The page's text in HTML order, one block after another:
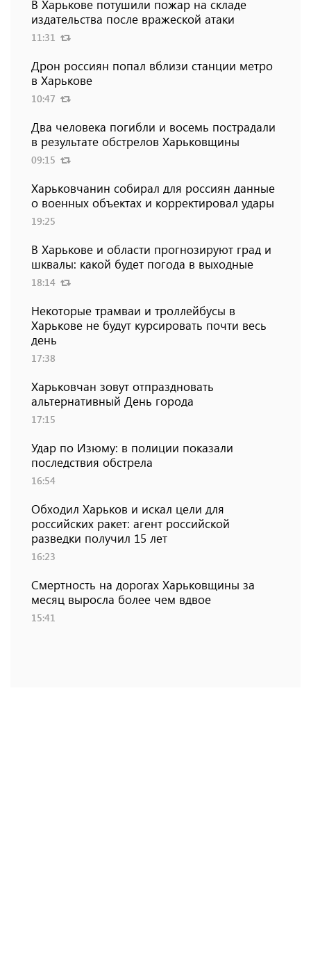
В Харькове потушили пожар на складе
издательства после вражеской атаки
11:31
Дрон россиян попал вблизи станции метро
в Харькове
10:47
Два человека погибли и восемь пострадали
в результате обстрелов Харьковщины
09:15
Харьковчанин собирал для россиян данные
о военных объектах и ​​корректировал удары
19:25
В Харькове и области прогнозируют град и
шквалы: какой будет погода в выходные
18:14
Некоторые трамваи и троллейбусы в
Харькове не будут курсировать почти весь
день
17:38
Харьковчан зовут отпраздновать
альтернативный День города
17:15
Удар по Изюму: в полиции показали
последствия обстрела
16:54
Обходил Харьков и искал цели для
российских ракет: агент российской
разведки получил 15 лет
16:23
Смертность на дорогах Харьковщины за
месяц выросла более чем вдвое
15:41